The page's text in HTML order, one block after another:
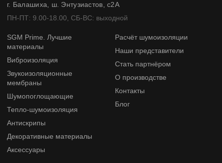
г. Балашиха, ш. Энтузиастов, с2А
ПН-ПТ: 9.00-18.00, СБ-ВС: выходной
SGM Prime. Лучшие
материалы
Виброизоляция
Звукоизоляционные
мембраны
Шумопоглощающие
Тепло-шумоизоляция
Антискрипы
Декоративные материалы
Аксессуары
Расчёт шумоизоляции
Наши представители
Стать партнёром
О производстве
Контакты
Блог